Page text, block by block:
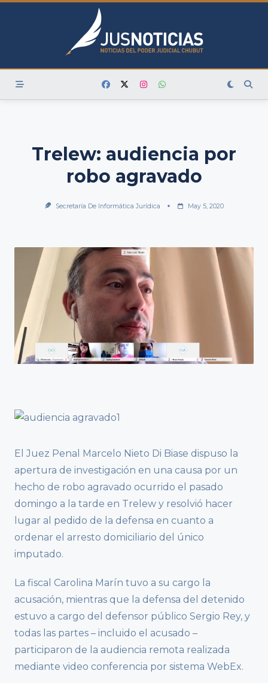
Skip
Trelew: audiencia por
robo agravado
Secretaría De Informática Jurídica May 5, 2020
El Juez Penal Marcelo Nieto Di Biase dispuso la
apertura de investigación en una causa por un
hecho de robo agravado ocurrido el pasado
domingo a la tarde en Trelew y resolvió hacer
lugar al pedido de la defensa en cuanto a
ordenar el arresto domiciliario del único
imputado.
La fiscal Carolina Marín tuvo a su cargo la
acusación, mientras que la defensa del detenido
estuvo a cargo del defensor público Sergio Rey, y
todas las partes – incluido el acusado –
participaron de la audiencia remota realizada
mediante video conferencia por sistema WebEx.